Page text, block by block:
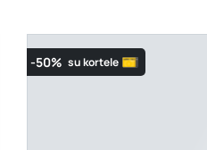
-50% su kortele